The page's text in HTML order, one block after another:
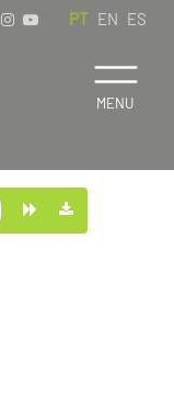
PT EN ES